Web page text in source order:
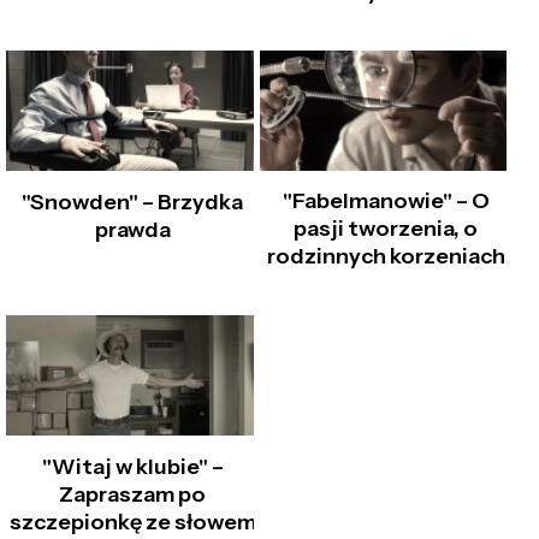
"Snowden" – Brzydka
prawda
"Fabelmanowie" – O
pasji tworzenia, o
rodzinnych korzeniach
"Witaj w klubie" –
Zapraszam po
szczepionkę ze słowem